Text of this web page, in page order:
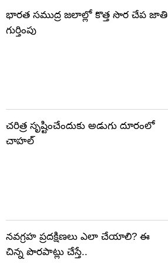
భారత సముద్ర జలాల్లో కొత్త సొర చేప జాతి
గుర్తింపు
చరిత్ర సృష్టించేందుకు అడుగు దూరంలో
చాహల్
నవగ్రహ ప్రదక్షిణలు ఎలా చేయాలి? ఈ
చిన్న పొరపాట్లు చేస్తే..